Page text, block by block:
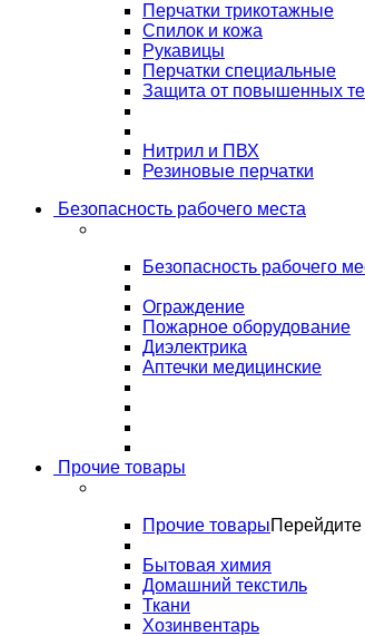
Перчатки трикотажные
Спилок и кожа
Рукавицы
Перчатки специальные
Защита от повышенных
Нитрил и ПВХ
Резиновые перчатки
Безопасность рабочего места
Безопасность рабочего
Ограждение
Пожарное оборудование
Диэлектрика
Аптечки медицинские
Прочие товары
Прочие товарыПерейдите
Бытовая химия
Домашний текстиль
Ткани
Хозинвентарь